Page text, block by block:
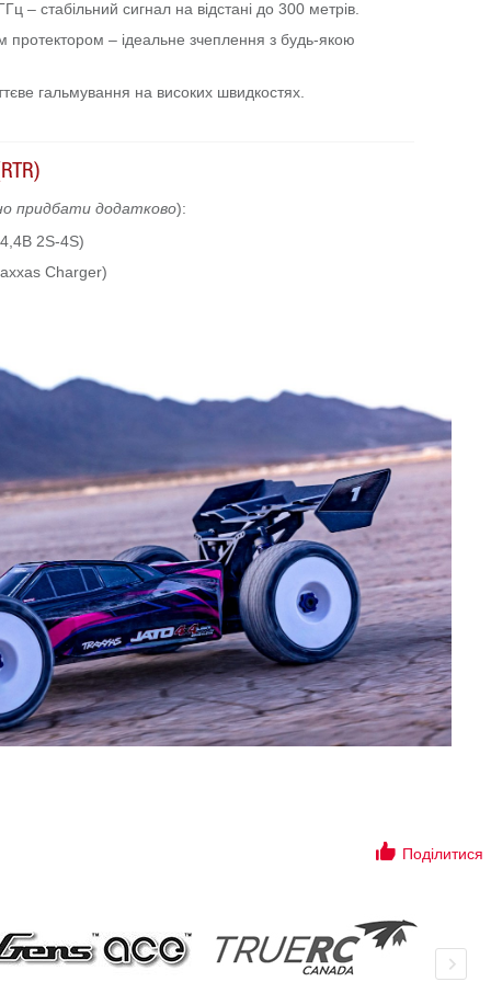
– стабільний сигнал на відстані до 300 метрів.
– ідеальне зчеплення з будь-якою
гальмування на високих швидкостях.
придбати додатково):
2S-4S)
Charger)
Поділитися